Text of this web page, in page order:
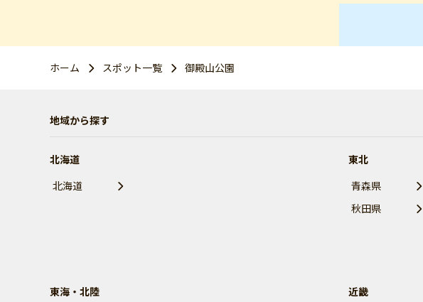
ホーム スポット一覧 御殿山公園
地域から探す
北海道
北海道
東北
青森県
秋田県
東海・北陸
近畿